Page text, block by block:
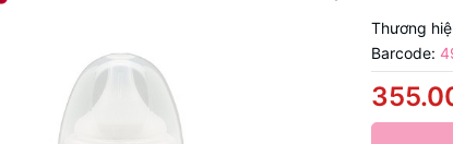
Thương
Barcode: